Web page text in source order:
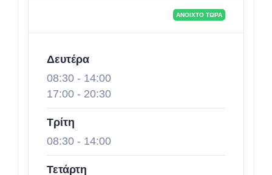
ΑΝΟΙΧΤΌ ΤΏΡΑ
Δευτέρα
08:30 - 14:00
17:00 - 20:30
Τρίτη
08:30 - 14:00
Τετάρτη